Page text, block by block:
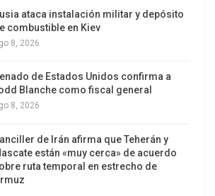
décadas gritaron “ Yankee
ataca instalación militar y depósito
combustible en Kiev
8, 2026
de Estados Unidos confirma a
Blanche como fiscal general
8, 2026
de Irán afirma que Teherán y
están «muy cerca» de acuerdo
ruta temporal en estrecho de